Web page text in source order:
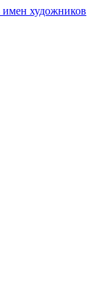
имен художников